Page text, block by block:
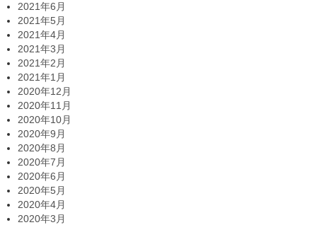
2021年6月
2021年5月
2021年4月
2021年3月
2021年2月
2021年1月
2020年12月
2020年11月
2020年10月
2020年9月
2020年8月
2020年7月
2020年6月
2020年5月
2020年4月
2020年3月